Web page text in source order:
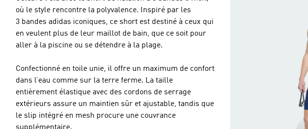
où le style rencontre la polyvalence. Inspiré par les
3 bandes adidas iconiques, ce short est destiné à ceux qui
en veulent plus de leur maillot de bain, que ce soit pour
aller à la piscine ou se détendre à la plage.
Confectionné en toile unie, il offre un maximum de confort
dans l’eau comme sur la terre ferme. La taille
entièrement élastique avec des cordons de serrage
extérieurs assure un maintien sûr et ajustable, tandis que
le slip intégré en mesh procure une couvrance